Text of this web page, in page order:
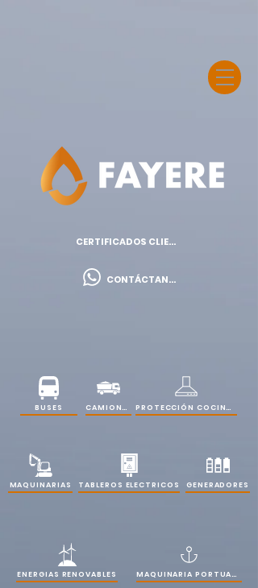
CERTIFICADOS CLIENTES
BUSES CAMIONES PROTECCIÓN COCINAS
CONTÁCTANOS
MAQUINARIAS TABLEROS ELECTRICOS GENERADORES
ENERGIAS RENOVABLES MAQUINARIA PORTUARIA